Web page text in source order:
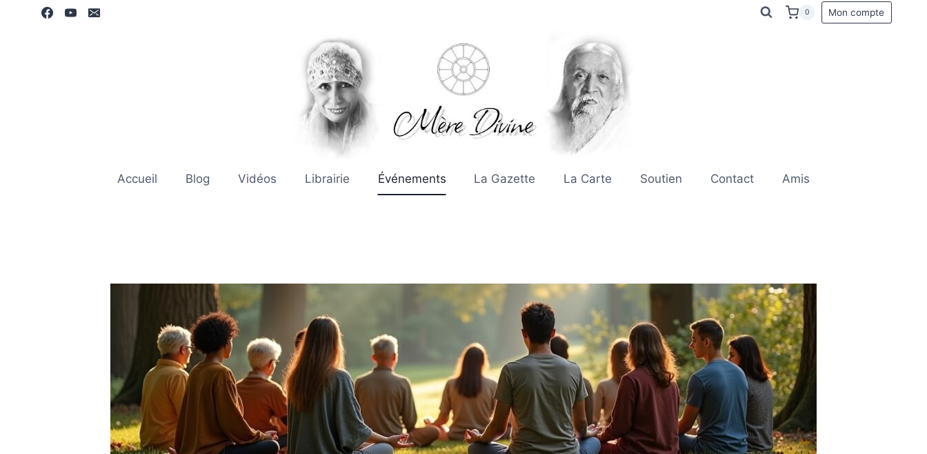
0 Mon compte
Accueil Blog Vidéos Librairie Événements La Gazette La Carte Soutien Contact Amis